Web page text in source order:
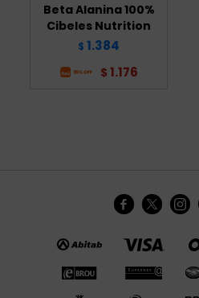
Beta Alanina 100%
Cibeles Nutrition
$ 1.384
$ 1.176
  